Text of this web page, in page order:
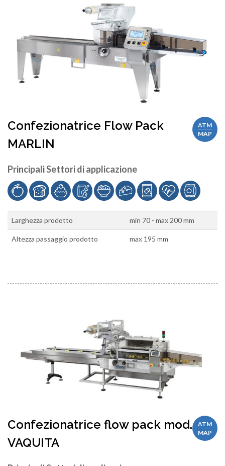
ATM
MAP
Confezionatrice Flow Pack
MARLIN
Principali Settori di applicazione
Larghezza prodotto min 70 - max 200 mm
Altezza passaggio prodotto max 195 mm
ATM
MAP
Confezionatrice flow pack mod.
VAQUITA